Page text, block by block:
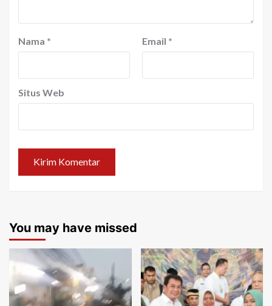
Nama * Email *
Situs Web
You may have missed